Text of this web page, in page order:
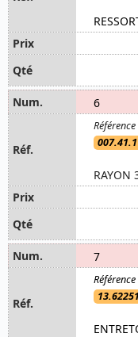
6
RAYON
7